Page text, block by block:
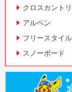
クロスカント
アルペン
フリースタイル
スノーボード